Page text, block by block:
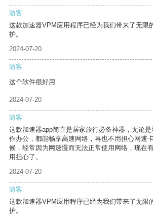
游客
这款加速器VPM应用程序已经为我们带来了无限
护。
2024-07-20
游客
这个软件很好用
2024-07-20
游客
这款加速器app简直是居家旅行必备神器，无论
作办公，都能畅享高速网络，再也不用担心网速
候，经常因为网速慢而无法正常使用网络，现在
用担心了。
2024-07-20
游客
这款加速器VPM应用程序已经为我们带来了无限
护。